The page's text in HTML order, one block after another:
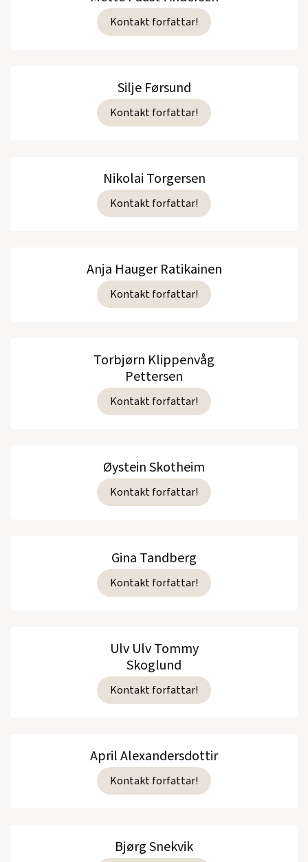
Kontakt forfattar!
Silje Førsund
Kontakt forfattar!
Nikolai Torgersen
Kontakt forfattar!
Anja Hauger Ratikainen
Kontakt forfattar!
Torbjørn Klippenvåg
Pettersen
Kontakt forfattar!
Øystein Skotheim
Kontakt forfattar!
Gina Tandberg
Kontakt forfattar!
Ulv Ulv Tommy
Skoglund
Kontakt forfattar!
April Alexandersdottir
Kontakt forfattar!
Bjørg Snekvik